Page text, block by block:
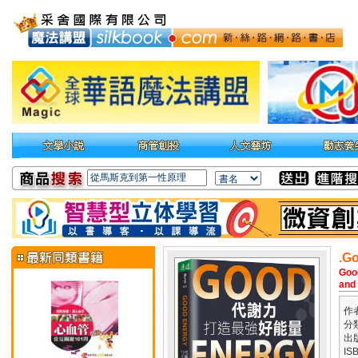
and
作
分
出